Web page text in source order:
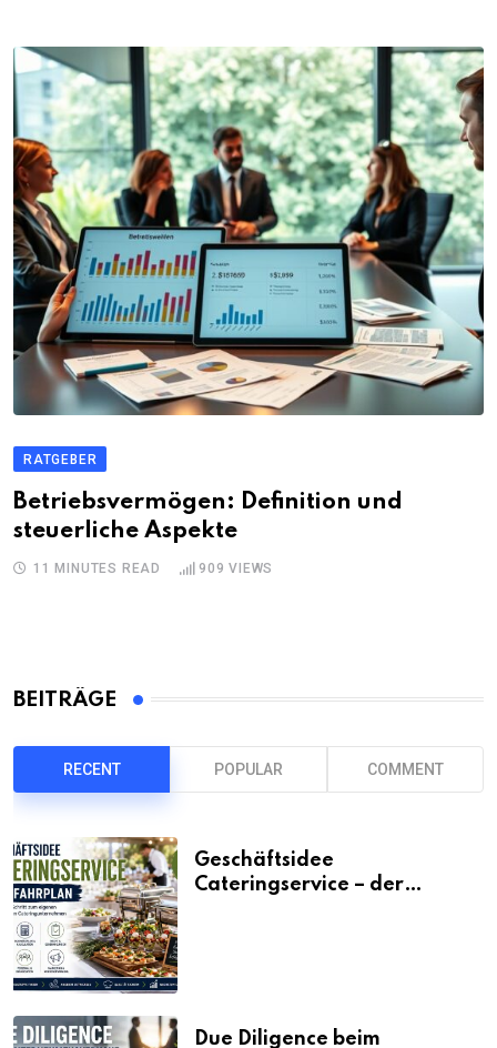
RATGEBER
Betriebsvermögen: Definition und
steuerliche Aspekte
11 MINUTES READ 909 VIEWS
BEITRÄGE
RECENT POPULAR COMMENT
Geschäftsidee
Cateringservice – der
Due Diligence beim